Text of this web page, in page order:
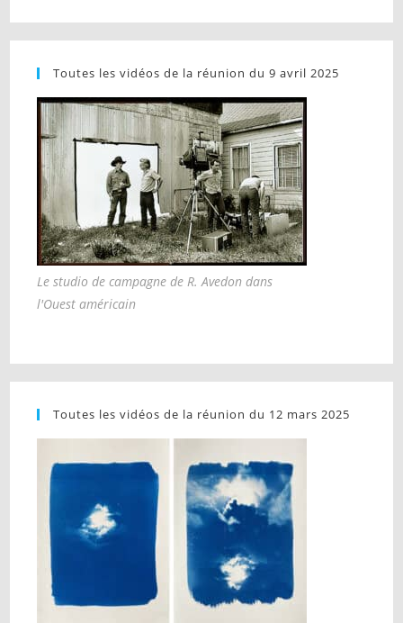
Toutes les vidéos de la réunion du 9 avril 2025
Le studio de campagne de R. Avedon dans
l'Ouest américain
Toutes les vidéos de la réunion du 12 mars 2025